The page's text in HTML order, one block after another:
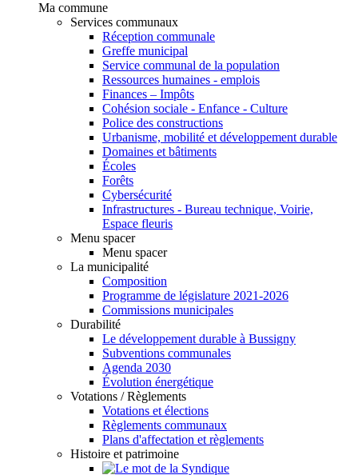
Ma commune
Services communaux
Réception communale
Greffe municipal
Service communal de la population
Ressources humaines - emplois
Finances – Impôts
Cohésion sociale - Enfance - Culture
Police des constructions
Urbanisme, mobilité et développement durable
Domaines et bâtiments
Écoles
Forêts
Cybersécurité
Infrastructures - Bureau technique, Voirie,
Espace fleuris
Menu spacer
Menu spacer
La municipalité
Composition
Programme de législature 2021-2026
Commissions municipales
Durabilité
Le développement durable à Bussigny
Subventions communales
Agenda 2030
Évolution énergétique
Votations / Règlements
Votations et élections
Règlements communaux
Plans d'affectation et règlements
Histoire et patrimoine